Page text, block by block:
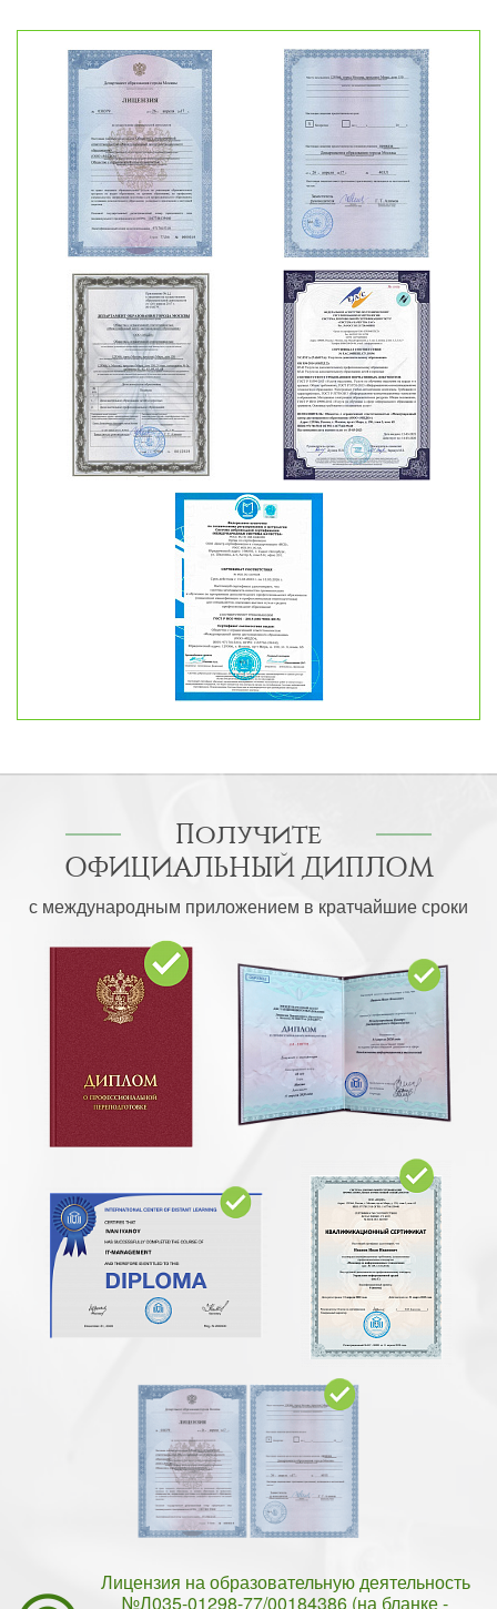
Получите
ОФИЦИАЛЬНЫЙ ДИПЛОМ
с международным приложением в кратчайшие сроки
Лицензия на образовательную деятельность
№Л035-01298-77/00184386 (на бланке -